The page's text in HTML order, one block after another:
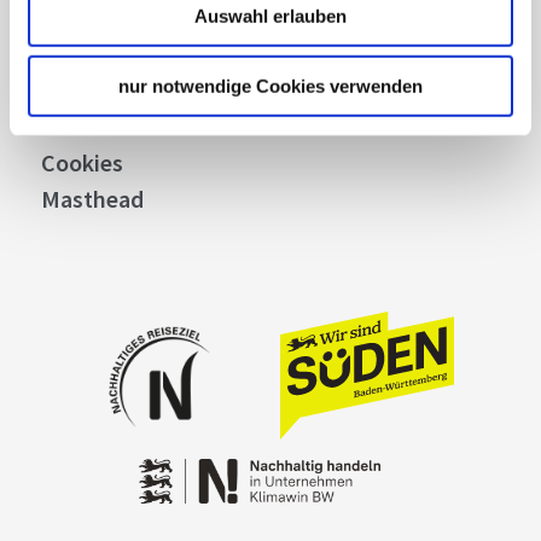
Auswahl erlauben
nur notwendige Cookies verwenden
Picture Database
General terms and conditions
Privacy policy
Contact
Cookies
Masthead